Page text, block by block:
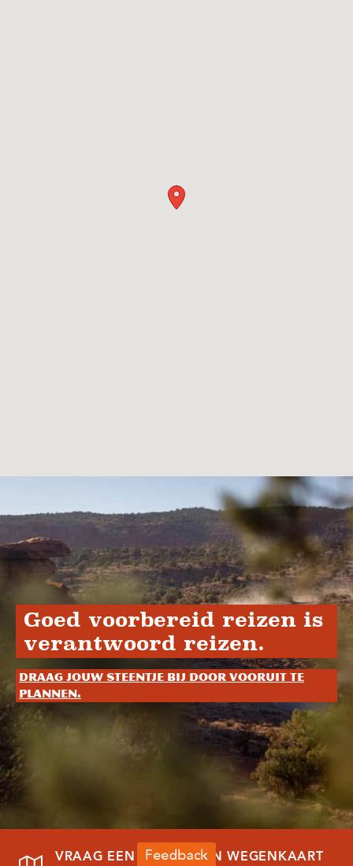
Goed voorbereid reizen is
verantwoord reizen.
Draag jouw steentje bij door vooruit te
plannen.
VRAAG EEN REISGIDS EN WEGENKAART